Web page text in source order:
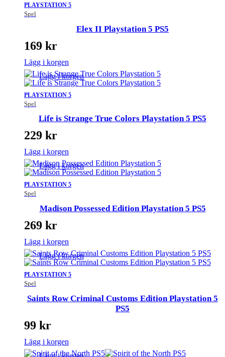
PLAYSTATION 5
Spel
Elex II Playstation 5 PS5
169 kr
Lägg i korgen
PLAYSTATION 5
Spel
Lägg i korgen
Life is Strange True Colors Playstation 5 PS5
229 kr
Lägg i korgen
PLAYSTATION 5
Spel
Lägg i korgen
Madison Possessed Edition Playstation 5 PS5
269 kr
Lägg i korgen
PLAYSTATION 5
Spel
Lägg i korgen
Saints Row Criminal Customs Edition Playstation 5
PS5
99 kr
Lägg i korgen